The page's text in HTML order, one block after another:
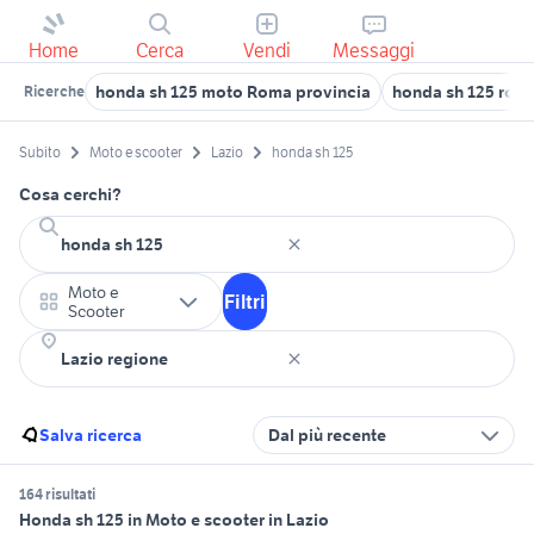
Home Cerca Vendi Messaggi
Ricerche honda sh 125 moto Roma provincia honda sh 125
Subito Moto e scooter Lazio honda sh 125
Cosa cerchi?
Moto e
Scooter
Filtri
Salva ricerca Dal più recente
164 risultati
Honda sh 125 in Moto e scooter in Lazio